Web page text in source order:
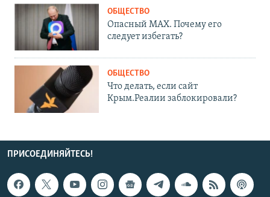
ОБЩЕСТВО
Опасный MAX. Почему его
следует избегать?
ОБЩЕСТВО
Что делать, если сайт
Крым.Реалии заблокировали?
ПРИСОЕДИНЯЙТЕСЬ!